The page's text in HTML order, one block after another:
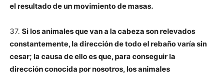
el resultado de un movimiento de masas.
37. Si los animales que van a la cabeza son relevados
constantemente, la dirección de todo el rebaño varía sin
cesar; la causa de ello es que, para conseguir la
dirección conocida por nosotros, los animales